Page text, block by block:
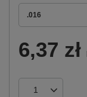
.016
6,37 zł